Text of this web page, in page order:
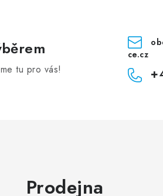
tu pro vás!
ce.cz
Prodejna